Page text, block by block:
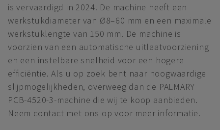
is vervaardigd in 2024. De machine heeft een
werkstukdiameter van Ø8–60 mm en een maximale
werkstuklengte van 150 mm. De machine is
voorzien van een automatische uitlaatvoorziening
en een instelbare snelheid voor een hogere
efficiëntie. Als u op zoek bent naar hoogwaardige
slijpmogelijkheden, overweeg dan de PALMARY
PCB-4520-3-machine die wij te koop aanbieden.
Neem contact met ons op voor meer informatie.